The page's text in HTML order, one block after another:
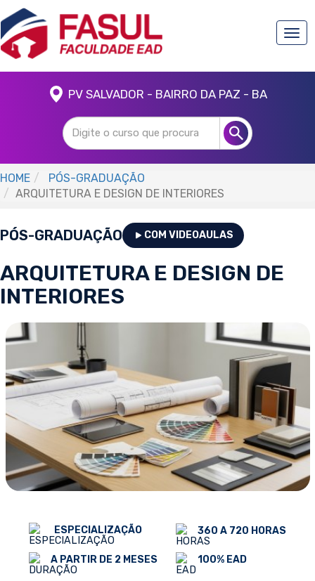
PV SALVADOR - BAIRRO DA PAZ - BA
HOME
PÓS-GRADUAÇÃO
ARQUITETURA E DESIGN DE INTERIORES
PÓS-GRADUAÇÃO COM VIDEOAULAS
ARQUITETURA E DESIGN DE
INTERIORES
ESPECIALIZAÇÃO
A PARTIR DE 2 MESES
360 A 720 HORAS
100% EAD